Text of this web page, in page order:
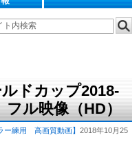
ドカップ2018-
フル映像（HD）
ー練用 高画質動画】 2018年10月25